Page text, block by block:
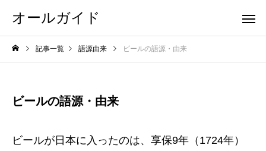
オールガイド
記事一覧 語源由来 ビールの語源・由来
ビールの語源・由来
ビールが日本に入ったのは、享保9年（1724年）